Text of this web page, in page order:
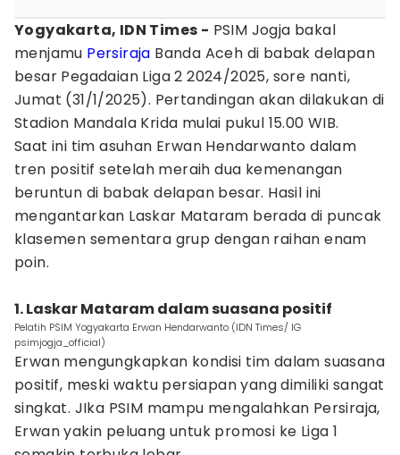
Yogyakarta, IDN Times - PSIM Jogja bakal
menjamu Persiraja Banda Aceh di babak delapan
besar Pegadaian Liga 2 2024/2025, sore nanti,
Jumat (31/1/2025). Pertandingan akan dilakukan di
Stadion Mandala Krida mulai pukul 15.00 WIB.
Saat ini tim asuhan Erwan Hendarwanto dalam
tren positif setelah meraih dua kemenangan
beruntun di babak delapan besar. Hasil ini
mengantarkan Laskar Mataram berada di puncak
klasemen sementara grup dengan raihan enam
poin.
1. Laskar Mataram dalam suasana positif
Pelatih PSIM Yogyakarta Erwan Hendarwanto (IDN Times/ IG
psimjogja_official)
Erwan mengungkapkan kondisi tim dalam suasana
positif, meski waktu persiapan yang dimiliki sangat
singkat. JIka PSIM mampu mengalahkan Persiraja,
Erwan yakin peluang untuk promosi ke Liga 1